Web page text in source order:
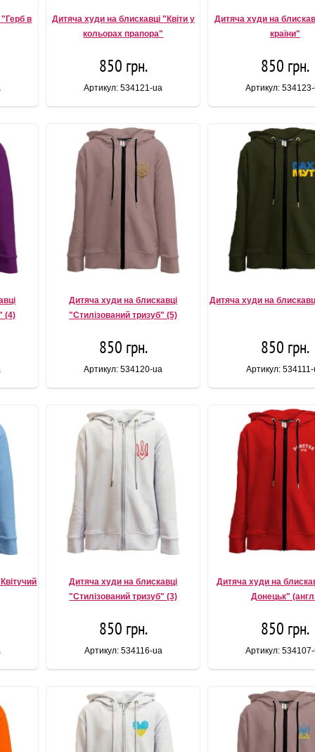
"Герб в
Дитяча худи на блискавці "Квіти у
кольорах прапора"
850 грн.
Артикул: 534121-ua
Дитяча худи на
країни"
850 грн.
Артикул:
(4)
Дитяча худи на блискавці
"Стилізований тризуб" (5)
850 грн.
Артикул: 534120-ua
Дитяча худи на
850 грн.
Артикул:
Дитяча худи на блискавці
"Стилізований тризуб" (3)
850 грн.
Артикул: 534116-ua
Дитяча худи на
Донецьк"
850 грн.
Артикул: